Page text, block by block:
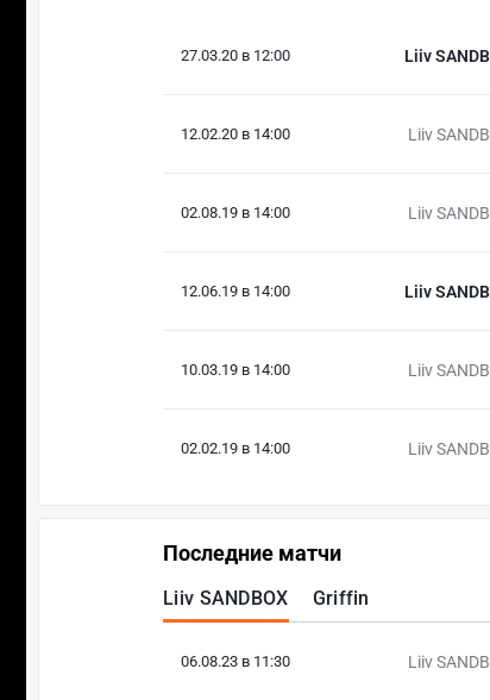
27.03.20 в 12:00 Liiv
12.02.20 в 14:00 Liiv
02.08.19 в 14:00 Liiv
12.06.19 в 14:00 Liiv
10.03.19 в 14:00 Liiv
02.02.19 в 14:00 Liiv
Последние матчи
Liiv SANDBOX Griffin
06.08.23 в 11:30 Liiv